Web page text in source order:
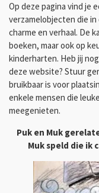
Op deze pagina vind je
verzamelobjecten die
charme en verhaal. De
boeken, maar ook op
kinderharten. Heb jij
deze website? Stuur
bruikbaar is voor
enkele mensen die
meegenieten.
Puk en Muk
Muk speld die ik